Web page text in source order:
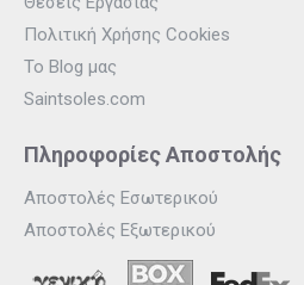
Πολιτική Χρήσης Cookies
Το Blog μας
Saintsoles.com
Πληροφορίες Αποστολής
Αποστολές Εσωτερικού
Αποστολές Εξωτερικού